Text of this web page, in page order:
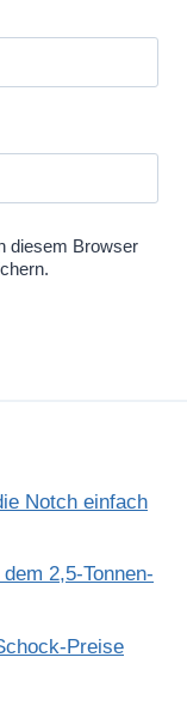
diesem Browser
Notch einfach
2,5-Tonnen-
Preise